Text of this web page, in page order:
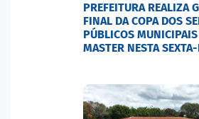
PREFEITURA REALIZA
FINAL DA COPA DOS
PÚBLICOS MUNICIPAIS
MASTER NESTA